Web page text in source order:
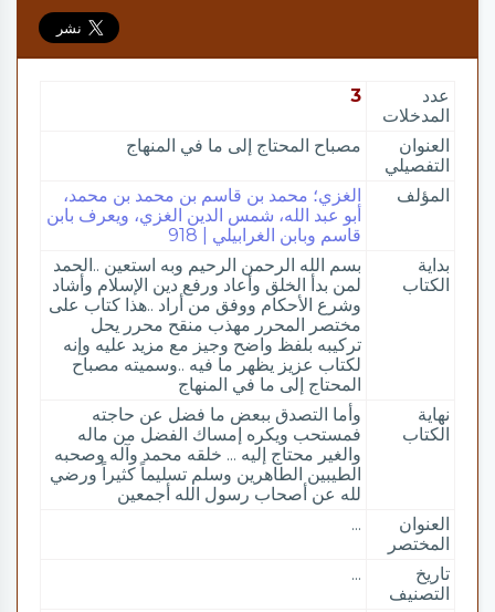
عدد
المدخلات
3
العنوان
التفصيلي
مصباح المحتاج إلى ما في المنهاج
المؤلف
الغزي؛ محمد بن قاسم بن محمد بن محمد،
أبو عبد الله، شمس الدين الغزي، ويعرف بابن
قاسم وبابن الغرابيلي | 918
بداية
الكتاب
بسم الله الرحمن الرحيم وبه استعين ..الحمد
لمن بدأ الخلق وأعاد ورفع دين الإسلام وأشاد
وشرع الأحكام ووفق من أراد ..هذا كتاب على
مختصر المحرر مهذب منقح محرر يحل
تركيبه بلفظ واضح وجيز مع مزيد عليه وإنه
لكتاب عزيز يظهر ما فيه ..وسميته مصباح
المحتاج إلى ما في المنهاج
نهاية
الكتاب
وأما التصدق ببعض ما فضل عن حاجته
فمستحب ويكره إمساك الفضل من ماله
والغير محتاج إليه ... خلقه محمد وآله وصحبه
الطيبين الطاهرين وسلم تسليماً كثيراً ورضي
لله عن أصحاب رسول الله أجمعين
العنوان
المختصر
...
تاريخ
التصنيف
...